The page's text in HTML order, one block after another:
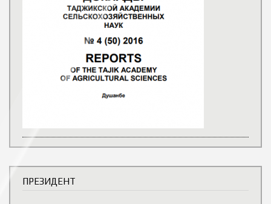
ПРЕЗИДЕНТ